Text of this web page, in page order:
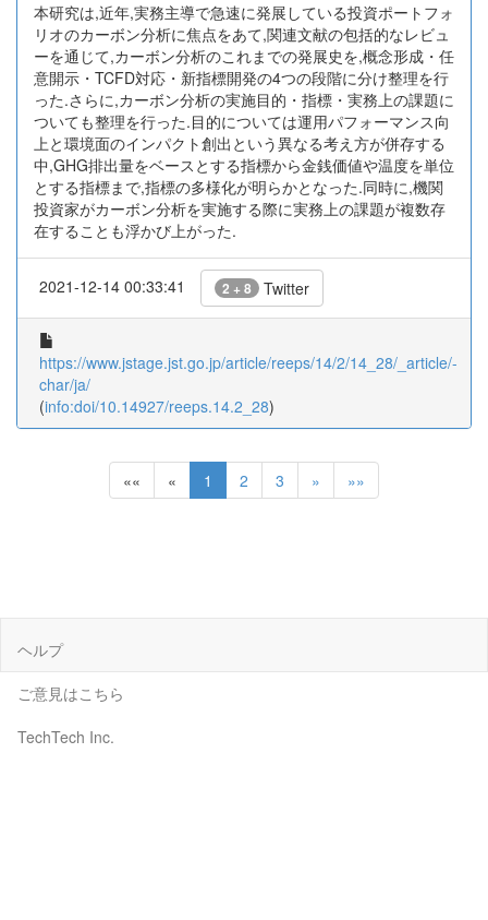
本研究は,近年,実務主導で急速に発展している投資ポートフォ
リオのカーボン分析に焦点をあて,関連文献の包括的なレビュ
ーを通じて,カーボン分析のこれまでの発展史を,概念形成・任
意開示・TCFD対応・新指標開発の4つの段階に分け整理を行
った.さらに,カーボン分析の実施目的・指標・実務上の課題に
ついても整理を行った.目的については運用パフォーマンス向
上と環境面のインパクト創出という異なる考え方が併存する
中,GHG排出量をベースとする指標から金銭価値や温度を単位
とする指標まで,指標の多様化が明らかとなった.同時に,機関
投資家がカーボン分析を実施する際に実務上の課題が複数存
在することも浮かび上がった.
2021-12-14 00:33:41 2 + 8 Twitter
https://www.jstage.jst.go.jp/article/reeps/14/2/14_28/_article/-
char/ja/
(info:doi/10.14927/reeps.14.2_28)
«« « 1 2 3 » »»
ヘルプ
ご意見はこちら
TechTech Inc.